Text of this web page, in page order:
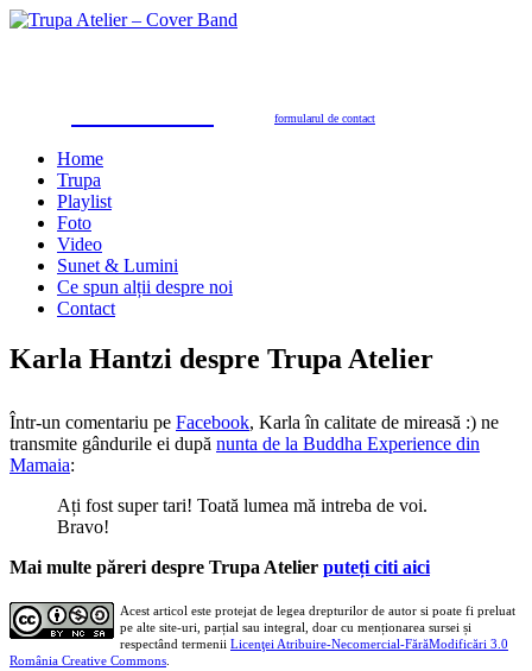
formularul de contact
Home
Trupa
Playlist
Foto
Video
Sunet & Lumini
Ce spun alții despre noi
Contact
Karla Hantzi despre Trupa Atelier
Într-un comentariu pe Facebook, Karla în calitate de mireasă :) ne
transmite gândurile ei după nunta de la Buddha Experience din
Mamaia:
Ați fost super tari! Toată lumea mă intreba de voi.
Bravo!
Mai multe păreri despre Trupa Atelier puteți citi aici
Acest articol este protejat de legea drepturilor de autor si poate fi preluat
pe alte site-uri, parțial sau integral, doar cu menționarea sursei și
respectând termenii Licenţei Atribuire-Necomercial-FărăModificări 3.0
România Creative Commons